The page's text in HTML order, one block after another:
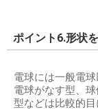
ポイント6.形状
電球には一般電
電球がなす型、
型などは比較的目